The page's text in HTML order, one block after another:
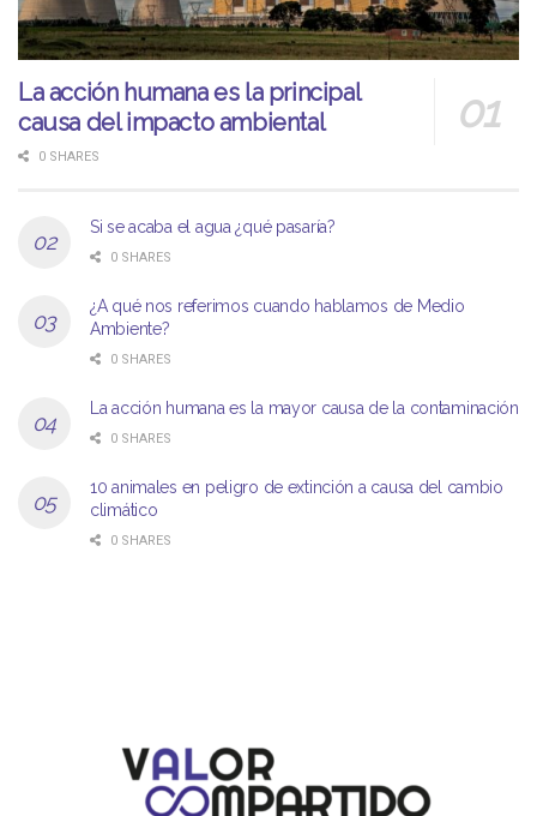
La acción humana es la principal
causa del impacto ambiental
0 SHARES
Si se acaba el agua ¿qué pasaría?
0 SHARES
¿A qué nos referimos cuando hablamos de Medio
Ambiente?
0 SHARES
La acción humana es la mayor causa de la contaminación
0 SHARES
10 animales en peligro de extinción a causa del cambio
climático
0 SHARES